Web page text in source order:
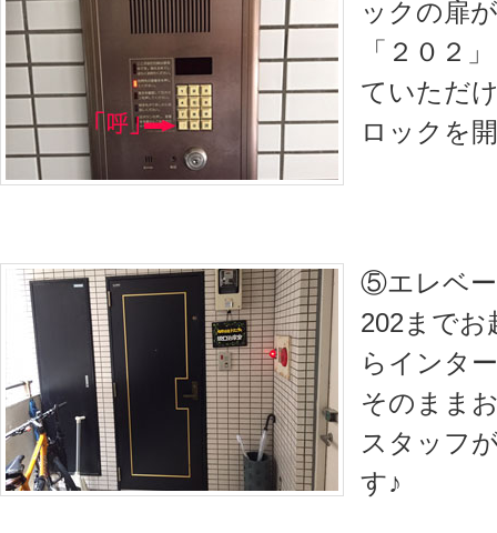
ックの扉
「２０２
ていただ
ロックを
⑤エレベ
202までお
らインタ
そのまま
スタッフ
す♪